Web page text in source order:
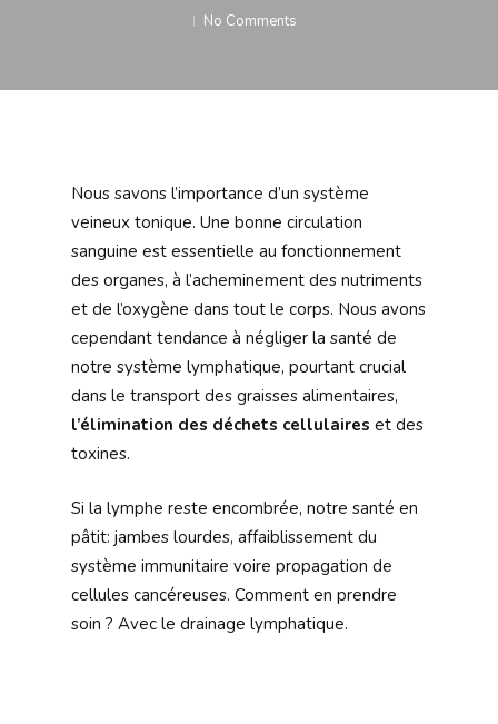
No Comments
Nous savons l’importance d’un système
veineux tonique. Une bonne circulation
sanguine est essentielle au fonctionnement
des organes, à l’acheminement des nutriments
et de l’oxygène dans tout le corps. Nous avons
cependant tendance à négliger la santé de
notre système lymphatique, pourtant crucial
dans le transport des graisses alimentaires,
l’élimination des déchets cellulaires et des
toxines.
Si la lymphe reste encombrée, notre santé en
pâtit: jambes lourdes, affaiblissement du
système immunitaire voire propagation de
cellules cancéreuses. Comment en prendre
soin ? Avec le drainage lymphatique.